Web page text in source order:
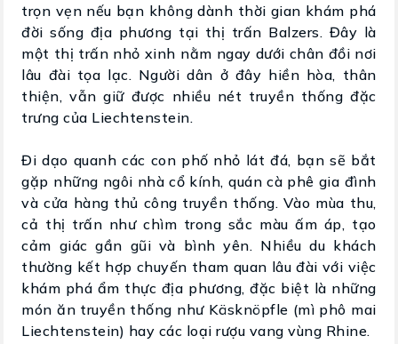
trọn vẹn nếu bạn không dành thời gian khám phá
đời sống địa phương tại thị trấn Balzers. Đây là
một thị trấn nhỏ xinh nằm ngay dưới chân đồi nơi
lâu đài tọa lạc. Người dân ở đây hiền hòa, thân
thiện, vẫn giữ được nhiều nét truyền thống đặc
trưng của Liechtenstein.
Đi dạo quanh các con phố nhỏ lát đá, bạn sẽ bắt
gặp những ngôi nhà cổ kính, quán cà phê gia đình
và cửa hàng thủ công truyền thống. Vào mùa thu,
cả thị trấn như chìm trong sắc màu ấm áp, tạo
cảm giác gần gũi và bình yên. Nhiều du khách
thường kết hợp chuyến tham quan lâu đài với việc
khám phá ẩm thực địa phương, đặc biệt là những
món ăn truyền thống như Käsknöpfle (mì phô mai
Liechtenstein) hay các loại rượu vang vùng Rhine.